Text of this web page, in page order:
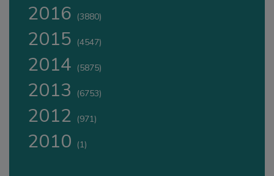
2016 (3880)
2015 (4547)
2014 (5875)
2013 (6753)
2012 (971)
2010 (1)